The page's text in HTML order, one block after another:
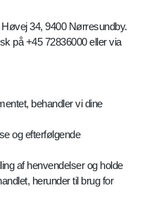
34, 9400 Nørresundby.
på +45 72836000 eller via
behandler vi dine
og efterfølgende
af henvendelser og holde
herunder til brug for